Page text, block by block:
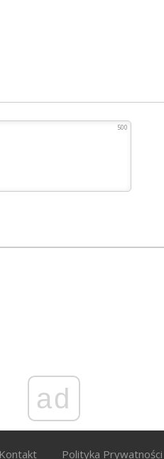
500
ad
Kontakt Polityka Prywatności